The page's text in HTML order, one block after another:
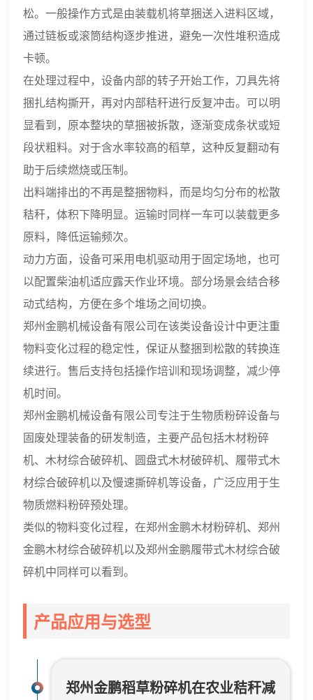
松。一般操作方式是由装载机将草捆送入进料区域，
通过链板或滚筒结构逐步推进，避免一次性堆积造成
卡顿。
在处理过程中，设备内部的转子开始工作，刀具先将
捆扎结构撕开，再对内部秸秆进行反复冲击。可以明
显看到，原本整块的草捆被拆散，逐渐变成条状或短
段状粗料。对于含水率较高的稻草，这种反复翻动有
助于后续燃烧或压制。
出料端排出的不再是整捆物料，而是均匀分布的松散
秸秆，体积下降明显。运输时同样一车可以装载更多
原料，降低运输频次。
动力方面，设备可采用电机驱动用于固定场地，也可
以配置柴油机适应露天作业环境。部分场景会结合移
动式结构，方便在多个堆场之间切换。
郑州金鹏机械设备有限公司在该类设备设计中更注重
物料变化过程的稳定性，保证从整捆到松散的转换连
续进行。售后支持包括操作培训和现场调整，减少停
机时间。
郑州金鹏机械设备有限公司专注于生物质粉碎设备与
固废处理装备的研发制造，主要产品包括木材粉碎
机、木材综合破碎机、圆盘式木材破碎机、履带式木
材综合破碎机以及慢速撕碎机等设备，广泛应用于生
物质燃料粉碎预处理。
类似的物料变化过程，在郑州金鹏木材粉碎机、郑州
金鹏木材综合破碎机以及郑州金鹏履带式木材综合破
碎机中同样可以看到。
产品应用与选型
郑州金鹏稻草粉碎机在农业秸秆减